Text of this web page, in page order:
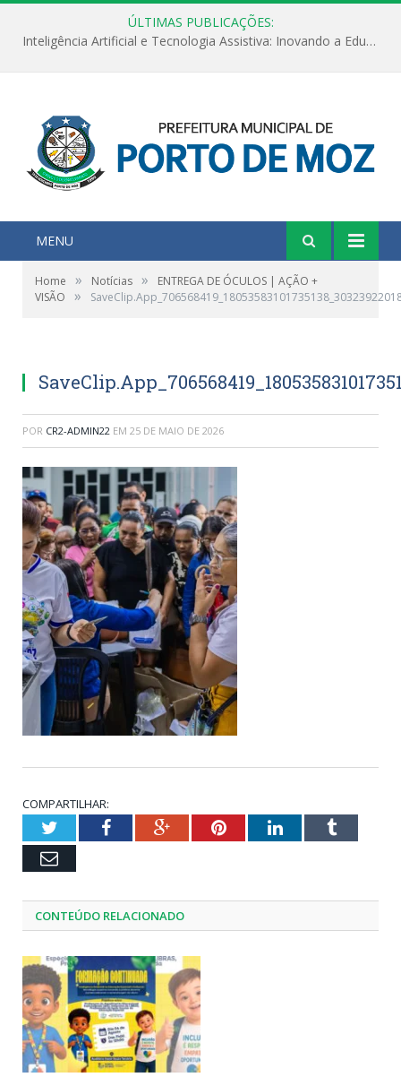
ÚLTIMAS PUBLICAÇÕES:
Inteligência Artificial e Tecnologia Assistiva: Inovando a Educação Especial e Inclusiva
MENU
Home » Notícias »
ENTREGA DE ÓCULOS | AÇÃO +
VISÃO
»
POR CR2-ADMIN22 EM 25 DE MAIO DE 2026
COMPARTILHAR:
TwitterFacebookGoogle+PinterestLinkedInTumblr
Email
CONTEÚDO RELACIONADO